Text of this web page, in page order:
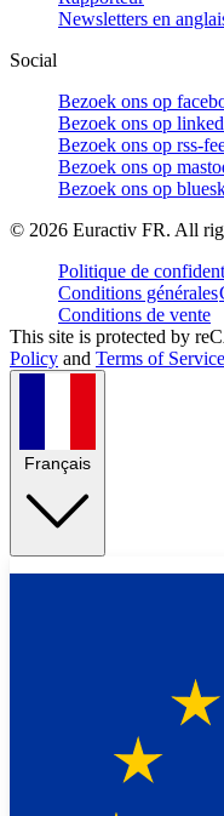
Newsletters en
Social
Bezoek ons op
Bezoek ons op
Bezoek ons op rss-
Bezoek ons op
Bezoek ons op
© 2026 Euractiv FR. All
Politique de
Conditions générales
Conditions de vente
This site is protected by
Policy and Terms of Service
Français